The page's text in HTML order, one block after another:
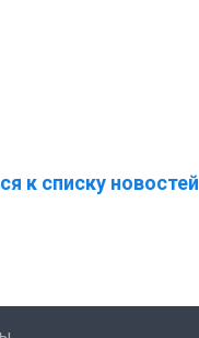
к списку новостей